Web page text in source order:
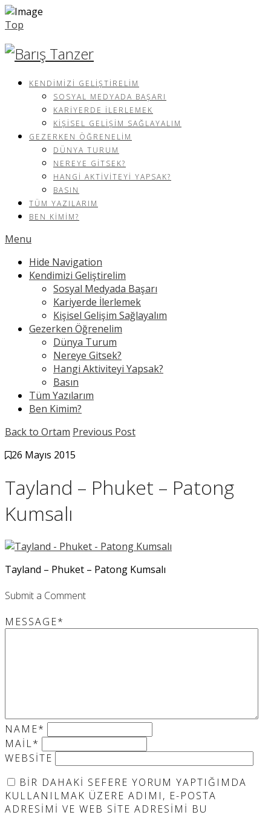
Top
KENDIMIZI GELIŞTIRELIM
SOSYAL MEDYADA BAŞARI
KARIYERDE İLERLEMEK
KIŞISEL GELIŞIM SAĞLAYALIM
GEZERKEN ÖĞRENELIM
DÜNYA TURUM
NEREYE GITSEK?
HANGI AKTIVITEYI YAPSAK?
BASIN
TÜM YAZILARIM
BEN KIMIM?
Menu
Hide Navigation
Kendimizi Geliştirelim
Sosyal Medyada Başarı
Kariyerde İlerlemek
Kişisel Gelişim Sağlayalım
Gezerken Öğrenelim
Dünya Turum
Nereye Gitsek?
Hangi Aktiviteyi Yapsak?
Basın
Tüm Yazılarım
Ben Kimim?
Back to Ortam Previous Post
26 Mayıs 2015
Tayland – Phuket – Patong
Kumsalı
Tayland – Phuket – Patong Kumsalı
Submit a Comment
MESSAGE*
NAME*
MAIL*
WEBSITE
BIR DAHAKI SEFERE YORUM YAPTIĞIMDA
KULLANILMAK ÜZERE ADIMI, E-POSTA
ADRESIMI VE WEB SITE ADRESIMI BU